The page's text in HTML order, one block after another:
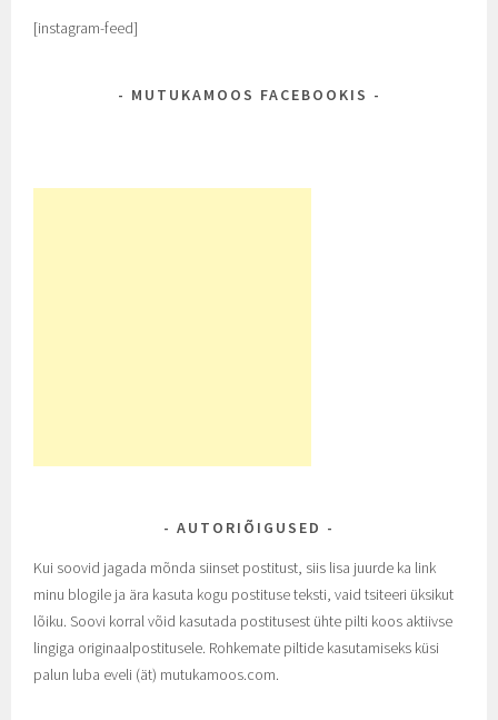
[instagram-feed]
MUTUKAMOOS FACEBOOKIS
AUTORIÕIGUSED
Kui soovid jagada mõnda siinset postitust, siis lisa juurde ka link
minu blogile ja ära kasuta kogu postituse teksti, vaid tsiteeri üksikut
lõiku. Soovi korral võid kasutada postitusest ühte pilti koos aktiivse
lingiga originaalpostitusele. Rohkemate piltide kasutamiseks küsi
palun luba eveli (ät) mutukamoos.com.